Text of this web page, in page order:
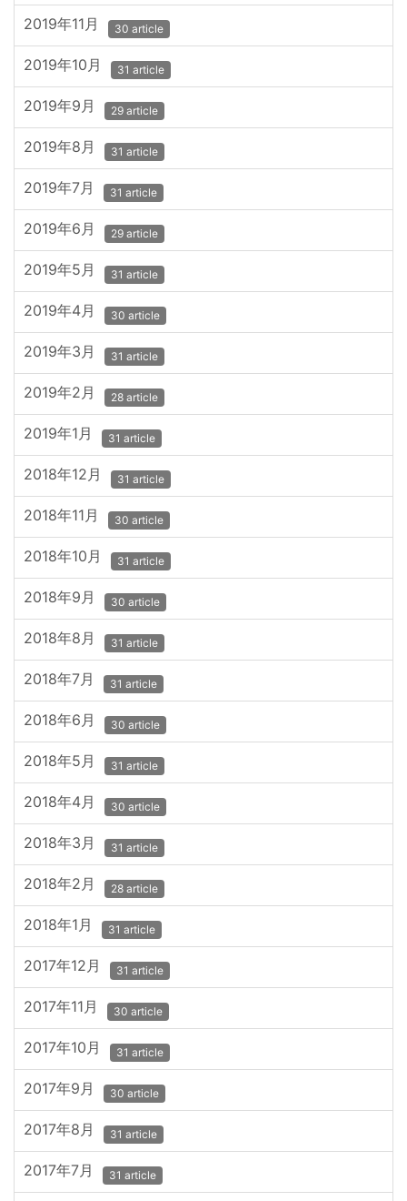
2019年11月 30 article
2019年10月 31 article
2019年9月 29 article
2019年8月 31 article
2019年7月 31 article
2019年6月 29 article
2019年5月 31 article
2019年4月 30 article
2019年3月 31 article
2019年2月 28 article
2019年1月 31 article
2018年12月 31 article
2018年11月 30 article
2018年10月 31 article
2018年9月 30 article
2018年8月 31 article
2018年7月 31 article
2018年6月 30 article
2018年5月 31 article
2018年4月 30 article
2018年3月 31 article
2018年2月 28 article
2018年1月 31 article
2017年12月 31 article
2017年11月 30 article
2017年10月 31 article
2017年9月 30 article
2017年8月 31 article
2017年7月 31 article